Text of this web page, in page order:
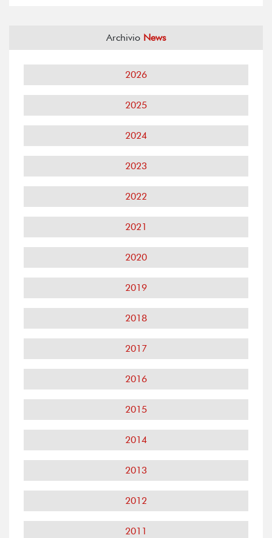
Archivio News
2026
2025
2024
2023
2022
2021
2020
2019
2018
2017
2016
2015
2014
2013
2012
2011